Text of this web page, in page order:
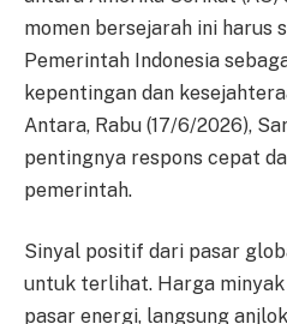
momen bersejarah ini harus
Pemerintah Indonesia
kepentingan dan
Antara, Rabu (17/6/2026),
pentingnya respons cepat
pemerintah.
Sinyal positif dari pasar
untuk terlihat. Harga
pasar energi, langsung